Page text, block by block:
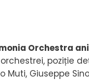
Orchestra
poziție
Giuseppe